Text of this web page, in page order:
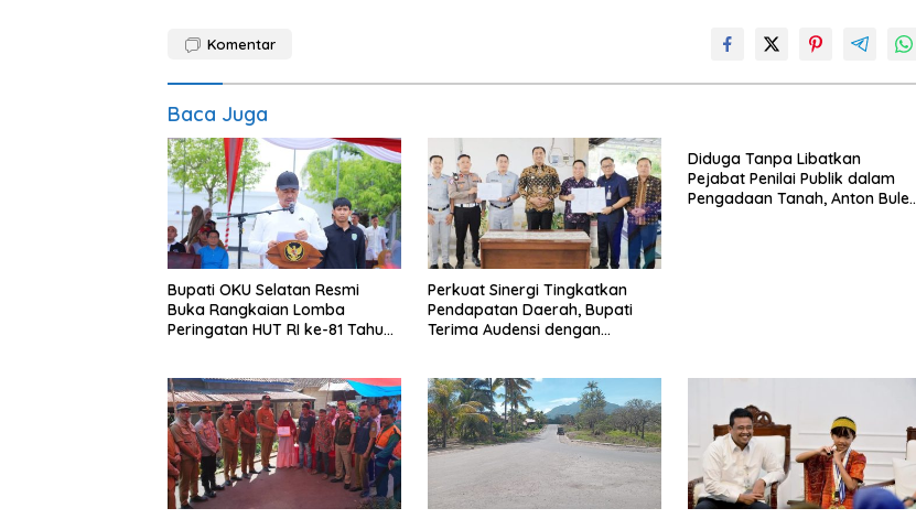
Komentar
Baca Juga
Bupati OKU Selatan Resmi
Buka Rangkaian Lomba
Peringatan HUT RI ke-81 Tahun
Perkuat Sinergi Tingkatkan
Pendapatan Daerah, Bupati
Terima Audensi dengan
Diduga Tanpa Libatkan
Pejabat Penilai Publik dalam
Pengadaan Tanah, Anton Bulet